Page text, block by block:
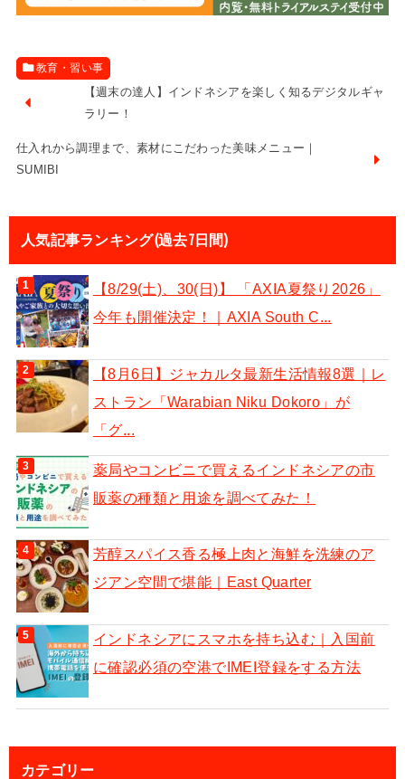
教育・習い事
【週末の達人】インドネシアを楽しく知るデジタルギャ
ラリー！
仕入れから調理まで、素材にこだわった美味メニュー｜
SUMIBI
人気記事ランキング(過去7日間)
【8/29(土)、30(日)】 「AXIA夏祭り2026」
今年も開催決定！｜AXIA South C...
【8月6日】ジャカルタ最新生活情報8選｜レ
ストラン「Warabian Niku Dokoro」が
「グ...
薬局やコンビニで買えるインドネシアの市
販薬の種類と用途を調べてみた！
芳醇スパイス香る極上肉と海鮮を洗練のア
ジアン空間で堪能｜East Quarter
インドネシアにスマホを持ち込む｜入国前
に確認必須の空港でIMEI登録をする方法
カテゴリー